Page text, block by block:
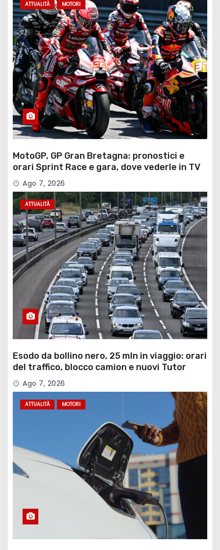
ATTUALITÀ MOTORI
MotoGP, GP Gran Bretagna: pronostici e
orari Sprint Race e gara, dove vederle in TV
Ago 7, 2026
ATTUALITÀ
Esodo da bollino nero, 25 mln in viaggio: orari
del traffico, blocco camion e nuovi Tutor
Ago 7, 2026
ATTUALITÀ MOTORI